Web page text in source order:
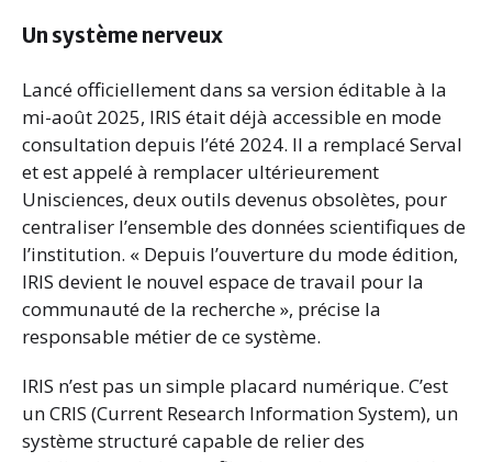
Un système nerveux
Lancé officiellement dans sa version éditable à la
mi-août 2025, IRIS était déjà accessible en mode
consultation depuis l’été 2024. Il a remplacé Serval
et est appelé à remplacer ultérieurement
Unisciences, deux outils devenus obsolètes, pour
centraliser l’ensemble des données scientifiques de
l’institution. « Depuis l’ouverture du mode édition,
IRIS devient le nouvel espace de travail pour la
communauté de la recherche », précise la
responsable métier de ce système.
IRIS n’est pas un simple placard numérique. C’est
un CRIS (Current Research Information System), un
système structuré capable de relier des